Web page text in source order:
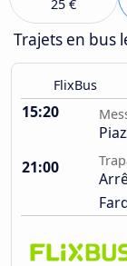
25 €
Trajets en bus
FlixBus
15:20
21:00